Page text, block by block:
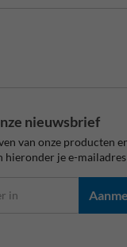
nieuwsbrief
van onze producten
hieronder je e-